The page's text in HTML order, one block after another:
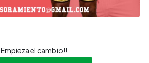
Empieza el cambio!!